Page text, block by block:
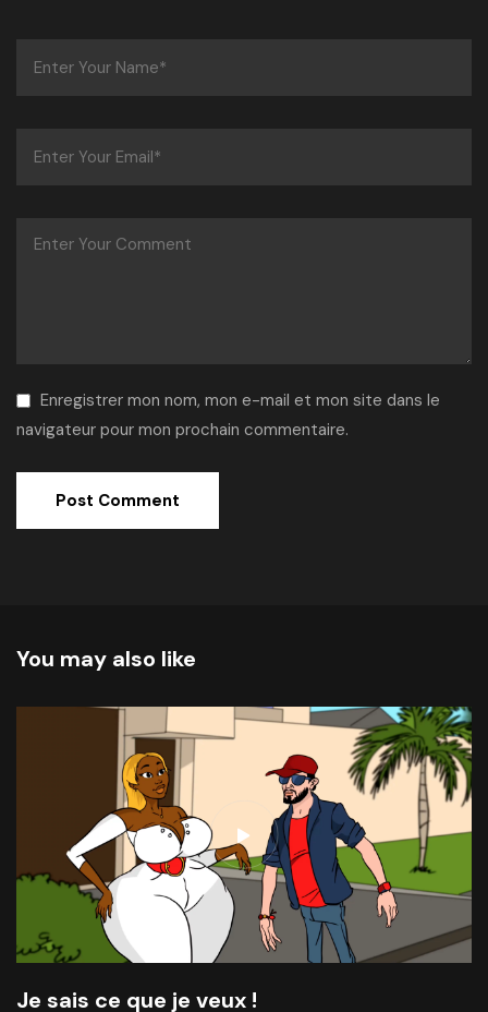
Enregistrer mon nom, mon e-mail et mon site dans le
navigateur pour mon prochain commentaire.
You may also like
Je sais ce que je veux !